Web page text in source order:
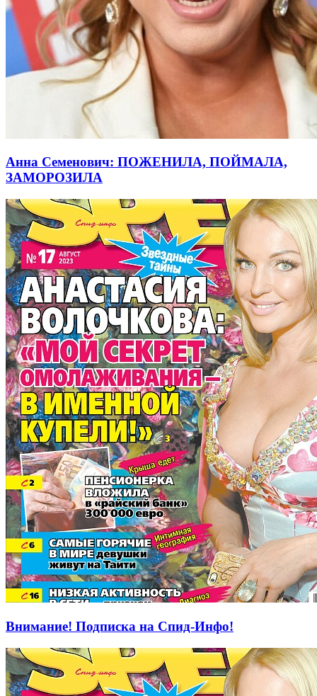
Анна Семенович: ПОЖЕНИЛА, ПОЙМАЛА,
ЗАМОРОЗИЛА
Внимание! Подписка на Спид-Инфо!